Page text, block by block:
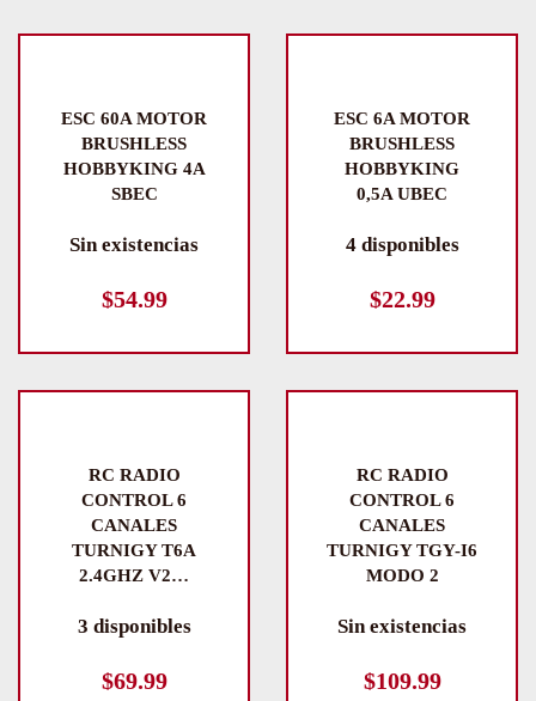
ESC 60A MOTOR
BRUSHLESS
HOBBYKING 4A
SBEC
Sin existencias
$54.99
ESC 6A MOTOR
BRUSHLESS
HOBBYKING
0,5A UBEC
4 disponibles
$22.99
RC RADIO
CONTROL 6
CANALES
TURNIGY T6A
2.4GHZ V2…
3 disponibles
$69.99
RC RADIO
CONTROL 6
CANALES
TURNIGY TGY-I6
MODO 2
Sin existencias
$109.99